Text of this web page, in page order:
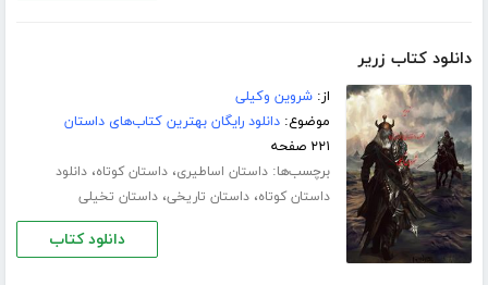
دانلود کتاب زریر
از:شروین وکیلی
موضوع:دانلود رایگان بهترین کتاب‌های داستان
۲۲۱ صفحه
برچسب‌ها:داستان اساطیری،داستان کوتاه،دانلود
داستان کوتاه،داستان تاریخی،داستان تخیلی
دانلود کتاب